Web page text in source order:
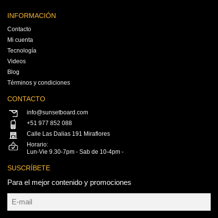
INFORMACIÓN
Contacto
Mi cuenta
Tecnología
Videos
Blog
Términos y condiciones
CONTACTO
info@sunsetboard.com
+51 977 852 088
Calle Las Dalias 191 Miraflores
Horario:
Lun-Vie 9.30-7pm - Sab de 10-4pm -
SUSCRÍBETE
Para el mejor contenido y promociones